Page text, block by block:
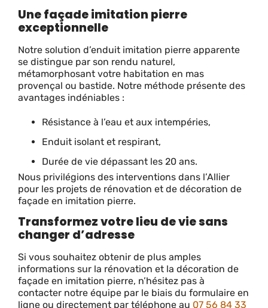
Une façade imitation pierre
exceptionnelle
Notre solution d’enduit imitation pierre apparente
se distingue par son rendu naturel,
métamorphosant votre habitation en mas
provençal ou bastide. Notre méthode présente des
avantages indéniables :
Résistance à l’eau et aux intempéries,
Enduit isolant et respirant,
Durée de vie dépassant les 20 ans.
Nous privilégions des interventions dans l’Allier
pour les projets de rénovation et de décoration de
façade en imitation pierre.
Transformez votre lieu de vie sans
changer d’adresse
Si vous souhaitez obtenir de plus amples
informations sur la rénovation et la décoration de
façade en imitation pierre, n’hésitez pas à
contacter notre équipe par le biais du formulaire en
ligne ou directement par téléphone au 07 56 84 33